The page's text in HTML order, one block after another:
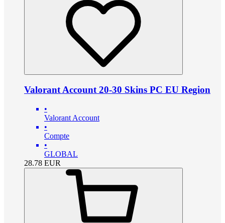
Valorant Account 20-30 Skins PC EU Region
•
Valorant Account
•
Compte
•
GLOBAL
28.78 EUR